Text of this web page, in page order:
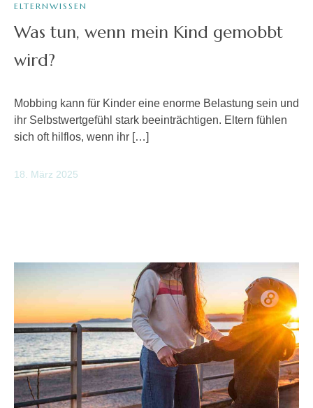
ELTERNWISSEN
Was tun, wenn mein Kind gemobbt
wird?
Mobbing kann für Kinder eine enorme Belastung sein und
ihr Selbstwertgefühl stark beeinträchtigen. Eltern fühlen
sich oft hilflos, wenn ihr […]
18. März 2025